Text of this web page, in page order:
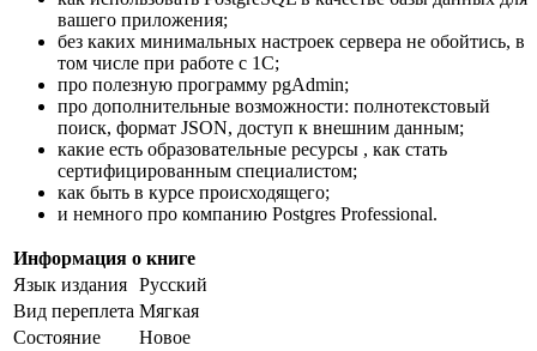
вашего приложения;
без каких минимальных настроек сервера не обойтись, в
том числе при работе с 1С;
про полезную программу pgAdmin;
про дополнительные возможности: полнотекстовый
поиск, формат JSON, доступ к внешним данным;
какие есть образовательные ресурсы , как стать
сертифицированным специалистом;
как быть в курсе происходящего;
и немного про компанию Postgres Professional.
Информация о книге
Язык издания Русский
Вид переплета Мягкая
Состояние
Новое